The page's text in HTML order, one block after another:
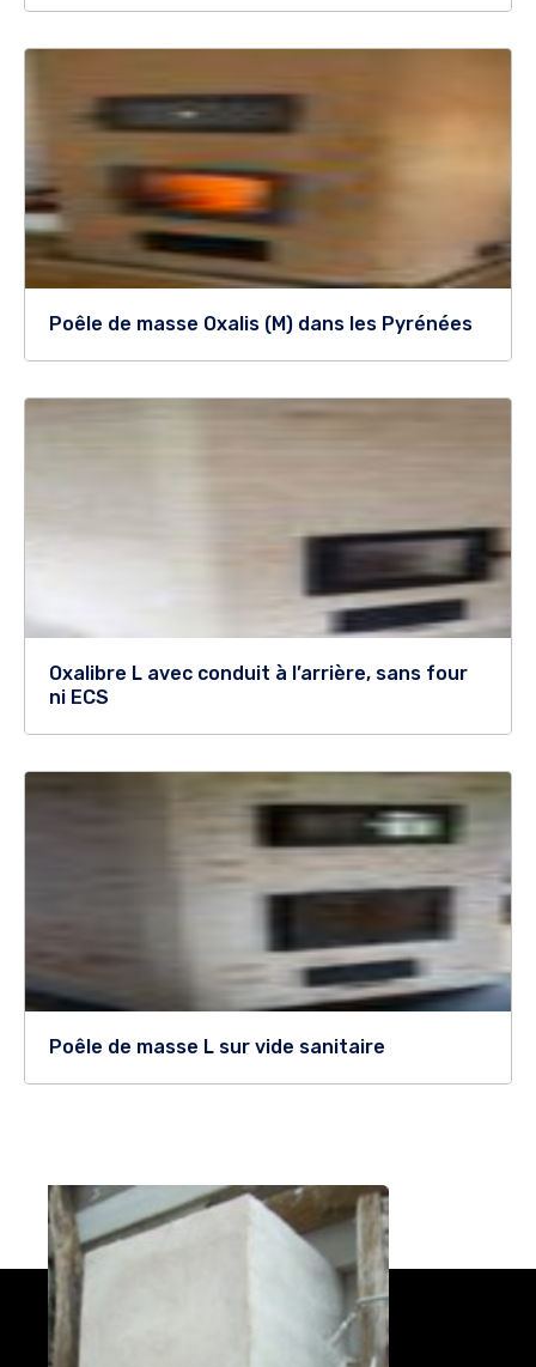
Poêle de masse Oxalis (M) dans les Pyrénées
Oxalibre L avec conduit à l’arrière, sans four
ni ECS
Poêle de masse L sur vide sanitaire